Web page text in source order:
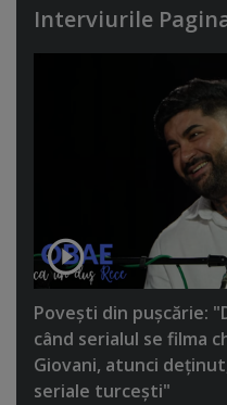
Interviurile
Poveşti din puşcărie:
când serialul se filma
Giovani, atunci
seriale turceşti"